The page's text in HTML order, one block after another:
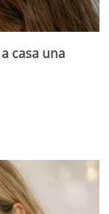
casa una